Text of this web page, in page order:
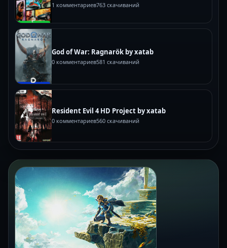
1 комментариев763 скачиваний
God of War: Ragnarök by xatab
0 комментариев581 скачиваний
Resident Evil 4 HD Project by xatab
0 комментариев560 скачиваний